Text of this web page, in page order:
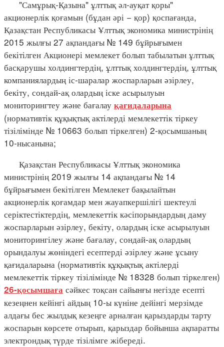
"Самұрық-Қазына" ұлттық әл-ауқат қоры"
акционерлік қоғамын (бұдан әрі − қор) қоспағанда,
Қазақстан Республикасы Ұлттық экономика министрінің
2015 жылғы 27 ақпандағы № 149 бұйрығымен
бекітілген Акционері мемлекет болып табылатын ұлттық
басқарушы холдингтердің, ұлттық холдингтердің, ұлттық
компаниялардың іс-шаралар жоспарларын әзірлеу,
бекіту, сондай-ақ олардың іске асырылуын
мониторингтеу және бағалау қағидаларына
(нормативтік құқықтық актілерді мемлекеттік тіркеу
тізілімінде № 10663 болып тіркелген) 2-қосымшаның
10-нысанына;
Қазақстан Республикасы Ұлттық экономика
министрінің 2019 жылғы 14 ақпандағы № 14
бұйрығымен бекітілген Мемлекет бақылайтын
акционерлік қоғамдар мен жауапкершілігі шектеулі
серіктестіктердің, мемлекеттік кәсіпорындардың даму
жоспарларын әзірлеу, бекіту, олардың іске асырылуын
мониторингілеу және бағалау, сондай-ақ олардың
орындалуы жөніндегі есептерді әзірлеу және ұсыну
қағидаларына (нормативтік құқықтық актілерді
мемлекеттік тіркеу тізілімінде № 18328 болып тіркелген)
26-қосымшаға сәйкес тоқсан сайынғы негізде есепті
кезеңнен кейінгі айдың 10-ы күніне дейінгі мерзімде
алдағы бес жылдық кезеңге арналған қарыздарды тарту
жоспарын көрсете отырып, қарыздар бойынша ақпаратты
электрондық түрде тізілімге жібереді.